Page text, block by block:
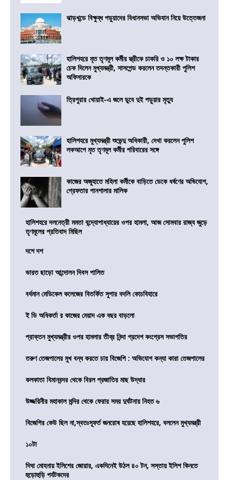
ঝাড়খন্ডে বিক্ষুব্ধ পড়ুয়াদের বিধানসভা অভিযান নিয়ে উত্তেজনা
হালিশহরে মৃত তৃণমূল কর্মীর স্ত্রীকে চাকরি ও ১০ লক্ষ টাকার
চেক দিলেন মুখ্যমন্ত্রী, সাসপেন্ড করলেন তদন্তকারী পুলিশ
অফিসারকে
ত্রিপুরার খোয়াই-এ জলে ডুবে দুই পড়ুয়ার মৃত্যু
হালিশহরে মুখ্যমন্ত্রী শুভেন্দু অধিকারী, দেখা করলেন পুলিশ
লকআপে মৃত তৃণমূল কর্মীর পরিবারের সঙ্গে
কাজের অজুহাতে মহিলা কর্মীকে বাড়িতে ডেকে ধর্ষণের অভিযোগ,
গ্রেফতার পানশালার মালিক
হালিশহরে দলনেত্রী মমতা বন্দ্যোপাধ্যায়ের ওপর হামলা, আজ সোমবার রাজ্য জুড়ে
তৃণমূলের প্রতিবাদ মিছিল
দশে দশ
ভারত ছাড়ো আন্দোলন দিবস পালিত
বর্ধমান মেডিকেল কলেজের বিতর্কিত সুপার বদলি কোচবিহারে
ই ডি অধিকর্তা র কাজের মেয়াদ এক বছর বাড়লো
প্রাক্তন মুখ্যমন্ত্রীর ওপর হামলার তীব্র নিন্দা প্রদেশ কংগ্রেস সভাপতির
তরুণ তেজপালের মুখ বন্ধ করতে চায় বিজেপি : অভিযোগ কন্যা কারা তেজপালের
কলকাতা বিমানবন্দর থেকে বিরল প্রজাতির মাছ উদ্ধার
উজ্জয়িনীর মহাকাল মন্দির থেকে ফেরার সময় দুর্ঘটনায় নিহত ৬
বিজেপির কেউ ছিল না,স্বতঃস্ফূর্ত জনরোষ হয়েছে হালিশহরে, বললেন মুখ্যমন্ত্রী
১০টা
দিঘা মোহনায় ইলিশের জোয়ার, একদিনেই উঠল ৪০ টন, সস্তায় ইলিশ কিনতে
হুড়োহুড়ি পর্যটকদের